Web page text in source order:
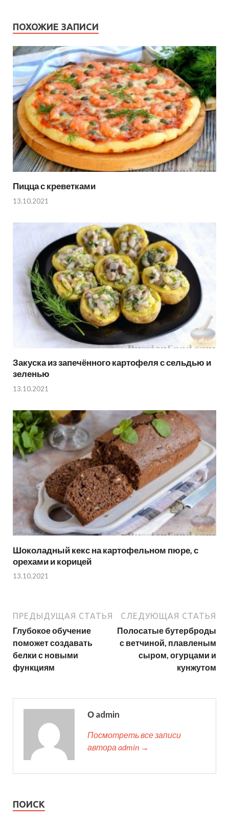
ПОХОЖИЕ ЗАПИСИ
Пицца с креветками
13.10.2021
Закуска из запечённого картофеля с сельдью и
зеленью
13.10.2021
Шоколадный кекс на картофельном пюре, с
орехами и корицей
13.10.2021
ПРЕДЫДУЩАЯ СТАТЬЯ
Глубокое обучение
поможет создавать
белки с новыми
функциям
СЛЕДУЮЩАЯ СТАТЬЯ
Полосатые бутерброды
с ветчиной, плавленым
сыром, огурцами и
кунжутом
О admin
Посмотреть все записи
автора admin →
ПОИСК